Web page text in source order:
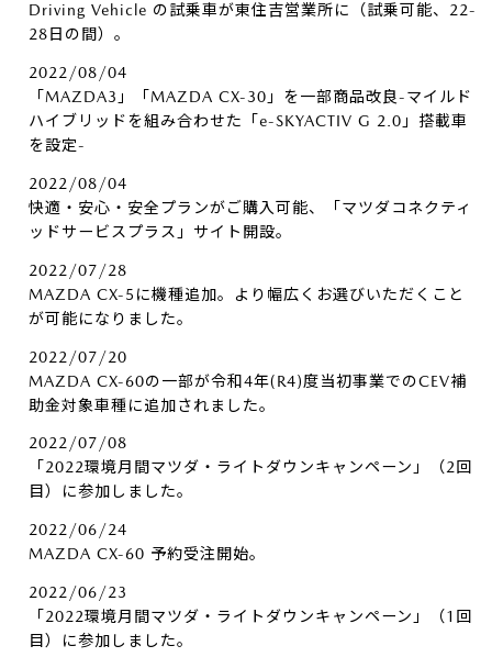
Driving Vehicle の試乗車が東住吉営業所に（試乗可能、22-
28日の間）。
2022/08/04
「MAZDA3」「MAZDA CX-30」を一部商品改良-マイルド
ハイブリッドを組み合わせた「e-SKYACTIV G 2.0」搭載車
を設定-
2022/08/04
快適・安心・安全プランがご購入可能、「マツダコネクティ
ッドサービスプラス」サイト開設。
2022/07/28
MAZDA CX-5に機種追加。より幅広くお選びいただくこと
が可能になりました。
2022/07/20
MAZDA CX-60の一部が令和4年(R4)度当初事業でのCEV補
助金対象車種に追加されました。
2022/07/08
「2022環境月間マツダ・ライトダウンキャンペーン」（2回
目）に参加しました。
2022/06/24
MAZDA CX-60 予約受注開始。
2022/06/23
「2022環境月間マツダ・ライトダウンキャンペーン」（1回
目）に参加しました。